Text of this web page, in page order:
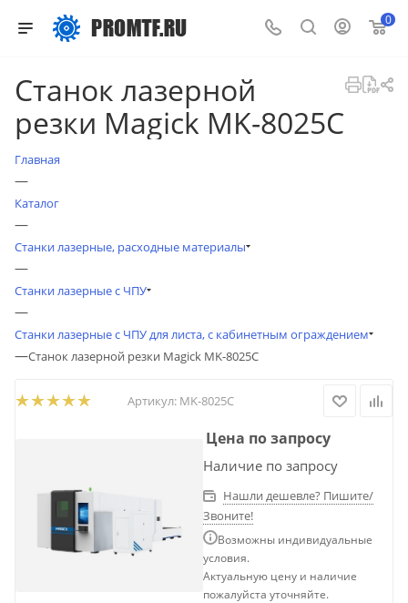
0
Станок лазерной
резки Magick MK-8025C
Главная
—
Каталог
—
Станки лазерные, расходные материалы
—
Станки лазерные с ЧПУ
—
Станки лазерные с ЧПУ для листа, с кабинетным ограждением
—Станок лазерной резки Magick MK-8025C
Артикул: MK-8025C
Цена по запросу
Наличие по запросу
Нашли дешевле? Пишите/
Звоните!
Возможны индивидуальные
условия.
Актуальную цену и наличие
пожалуйста уточняйте.